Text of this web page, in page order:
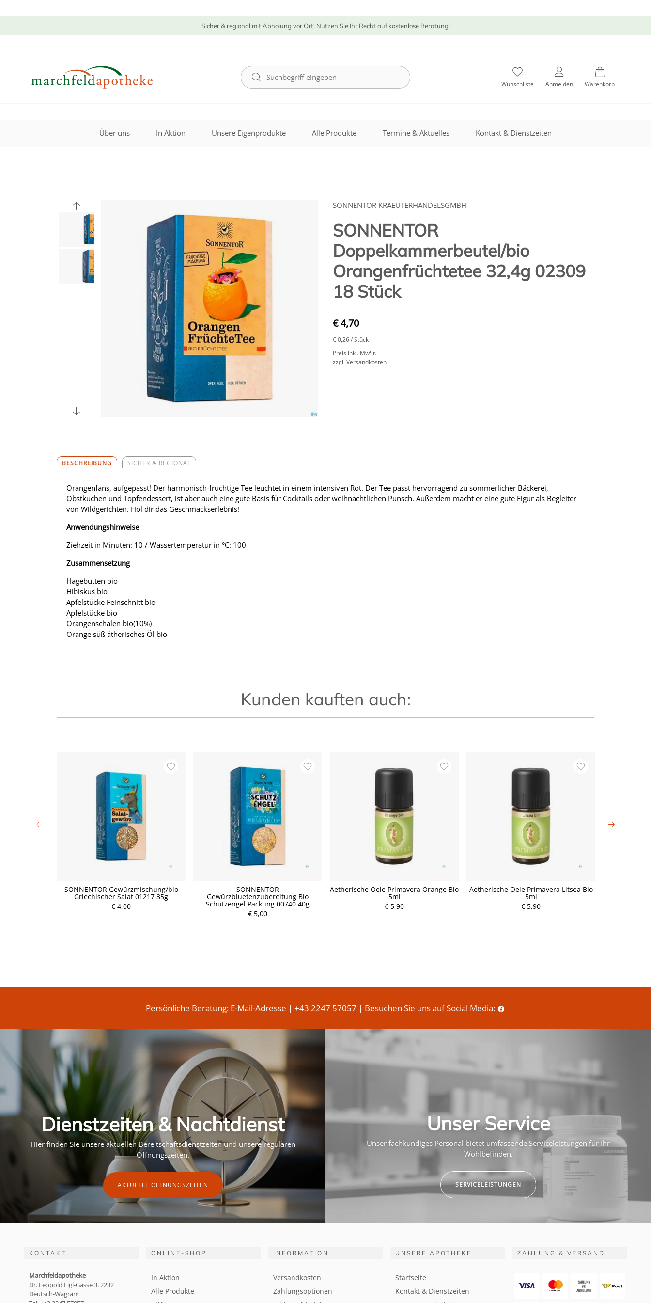
Sicher & regional mit Abholung vor Ort! Nutzen Sie Ihr Recht auf kostenlose Beratung:
Wunschliste Anmelden Warenkorb
Über uns In Aktion Unsere Eigenprodukte Alle Produkte Termine & Aktuelles Kontakt & Dienstzeiten
SONNENTOR KRAEUTERHANDELSGMBH
SONNENTOR
Doppelkammerbeutel/bio
Orangenfrüchtetee 32,4g 02309
18 Stück
€ 4,70
€ 0,26/ Stück
Preis inkl. MwSt.
zzgl. Versandkosten
BESCHREIBUNG SICHER & REGIONAL
Orangenfans, aufgepasst! Der harmonisch-fruchtige Tee leuchtet in einem intensiven Rot. Der Tee passt hervorragend zu sommerlicher Bäckerei,
Obstkuchen und Topfendessert, ist aber auch eine gute Basis für Cocktails oder weihnachtlichen Punsch. Außerdem macht er eine gute Figur als Begleiter
von Wildgerichten. Hol dir das Geschmackserlebnis!
Anwendungshinweise
Ziehzeit in Minuten: 10 / Wassertemperatur in °C: 100
Zusammensetzung
Hagebutten bio
Hibiskus bio
Apfelstücke Feinschnitt bio
Apfelstücke bio
Orangenschalen bio(10%)
Orange süß ätherisches Öl bio
Kunden kauften auch:
SONNENTOR Gewürzmischung/bio
Griechischer Salat 01217 35g
€ 4,00
SONNENTOR
Gewürzbluetenzubereitung Bio
Schutzengel Packung 00740 40g
€ 5,00
Aetherische Oele Primavera Orange Bio
5ml
€ 5,90
Aetherische Oele Primavera Litsea Bio
5ml
€ 5,90
P P
r
P r
Persönliche Beratung: E-Mail-Adresse | +43 2247 57057 | Besuchen Sie uns auf Social Media:
Dienstzeiten & Nachtdienst
Hier finden Sie unsere aktuellen Bereitschaftsdienstzeiten und unsere regulären
Öffnungszeiten.
AKTUELLE ÖFFNUNGSZEITEN
Unser Service
Unser fachkundiges Personal bietet umfassende Serviceleistungen für Ihr
Wohlbefinden.
SERVICELEISTUNGEN
KONTAKT
Marchfeldapotheke
Dr. Leopold Figl-Gasse 3, 2232
Deutsch-Wagram
ONLINE-SHOP
In Aktion
Alle Produkte
INFORMATION
Versandkosten
Zahlungsoptionen
UNSERE APOTHEKE
Startseite
Kontakt & Dienstzeiten
ZAHLUNG & VERSAND